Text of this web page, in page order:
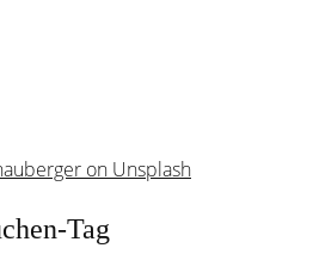
on Unsplash
Tag